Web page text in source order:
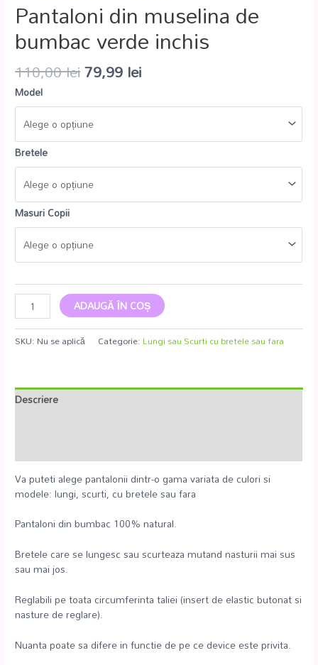
Pantaloni din muselina de
bumbac verde inchis
110,00lei79,99 lei
Model
Bretele
Masuri Copii
ADAUGĂ ÎN COȘ
SKU: Nu se aplică Categorie:Lungi sau Scurti cu bretele sau fara
Descriere
Va puteti alege pantalonii dintr-o gama variata de culori si
modele: lungi, scurti, cu bretele sau fara
Pantaloni din bumbac 100% natural.
Bretele care se lungesc sau scurteaza mutand nasturii mai sus
sau mai jos.
Reglabili pe toata circumferinta taliei (insert de elastic butonat si
nasture de reglare).
Nuanta poate sa difere in functie de pe ce device este privita.